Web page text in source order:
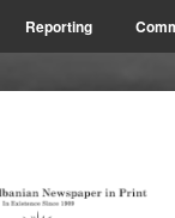
Reporting